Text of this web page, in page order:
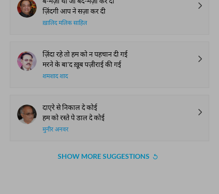
ज़िंदगी आप ने सज़ा कर दी
ख़ालिद मलिक साहिल
ज़िंदा रहे तो हम को न पहचान दी गई
मरने के बा'द ख़ूब पज़ीराई की गई
शमशाद शाद
दाएरे से निकाल दे कोई
हम को रस्ते पे डाल दे कोई
मुनीर अनवर
SHOW MORE SUGGESTIONS